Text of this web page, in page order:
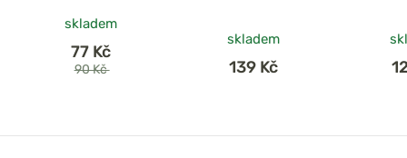
skladem
77 Kč
90 Kč
skladem
139 Kč